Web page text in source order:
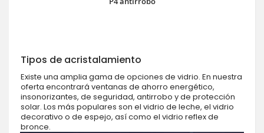
Tipos de acristalamiento
Existe una amplia gama de opciones de vidrio. En nuestra
oferta encontrará ventanas de ahorro energético,
insonorizantes, de seguridad, antirrobo y de protección
solar. Los más populares son el vidrio de leche, el vidrio
decorativo o de espejo, así como el vidrio reflex de
bronce.